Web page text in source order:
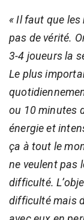
« Il faut que les
pas de vérité.
3-4 joueurs la
Le plus
ou 10 minutes
énergie et
ça à tout le
ne veulent pas
difficulté.
difficulté mais